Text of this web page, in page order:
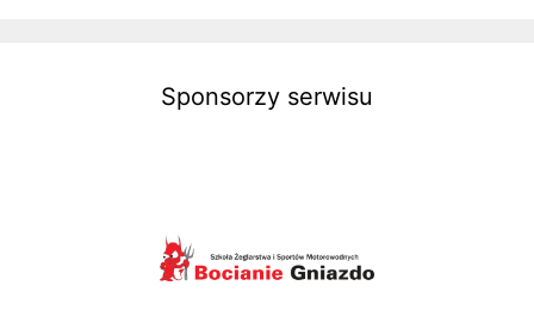
Sponsorzy serwisu